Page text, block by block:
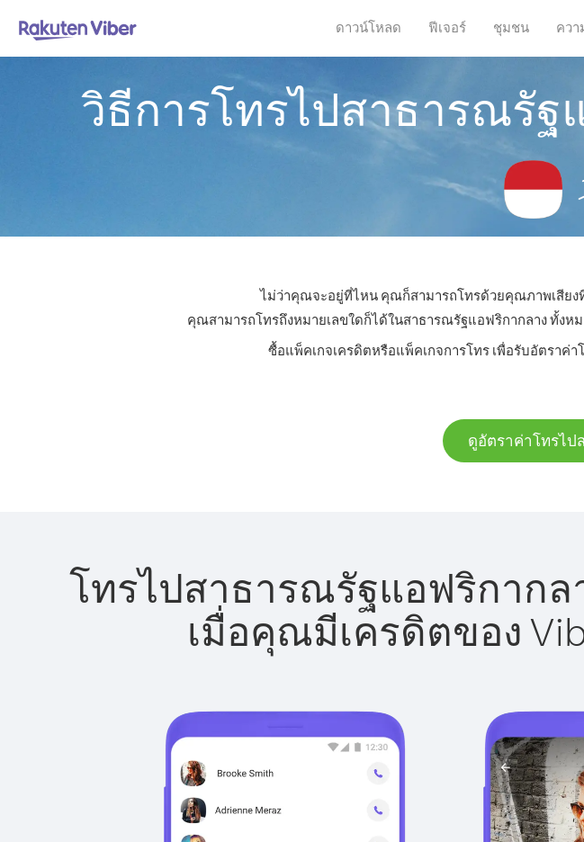
ดาวน์โหลด ฟีเจอร์ ชุมชน คว
วิธีการโทรไปสาธารณรัฐ
ไม่ว่าคุณจะอยู่ที่ไหน คุณก็สามารถโทรด้วยคุณภาพเสียง
คุณสามารถโทรถึงหมายเลขใดก็ได้ในสาธารณรัฐแอฟริกากลาง ทั้งห
ซื้อแพ็คเกจเครดิตหรือแพ็คเกจการโทร เพื่อรับอัตรา
ดูอัตราค่าโทรไป
โทรไปสาธารณรัฐแอฟริกากล
เมื่อคุณมีเครดิตของ